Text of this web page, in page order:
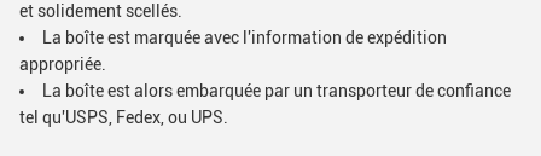
et solidement scellés.
La boîte est marquée avec l'information de expédition
appropriée.
La boîte est alors embarquée par un transporteur de confiance
tel qu'USPS, Fedex, ou UPS.